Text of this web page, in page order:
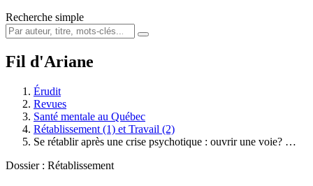
Recherche simple
Fil d'Ariane
Érudit
Revues
Santé mentale au Québec
Rétablissement (1) et Travail (2)
Se rétablir après une crise psychotique : ouvrir une voie? …
Dossier : Rétablissement